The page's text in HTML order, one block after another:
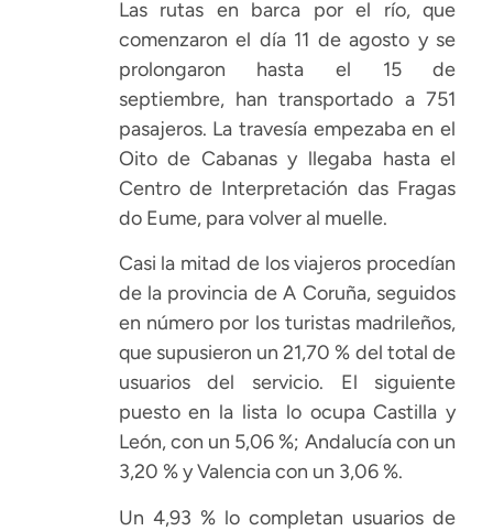
Las rutas en barca por el río, que
comenzaron el día 11 de agosto y se
prolongaron hasta el 15 de
septiembre, han transportado a 751
pasajeros. La travesía empezaba en el
Oito de Cabanas y llegaba hasta el
Centro de Interpretación das Fragas
do Eume, para volver al muelle.
Casi la mitad de los viajeros procedían
de la provincia de A Coruña, seguidos
en número por los turistas madrileños,
que supusieron un 21,70 % del total de
usuarios del servicio. El siguiente
puesto en la lista lo ocupa Castilla y
León, con un 5,06 %; Andalucía con un
3,20 % y Valencia con un 3,06 %.
Un 4,93 % lo completan usuarios de